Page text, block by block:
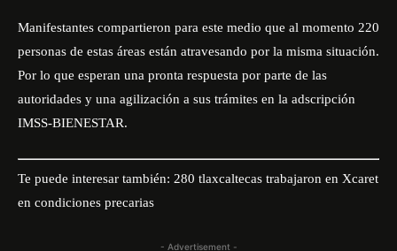
Manifestantes compartieron para este medio que al momento 220
personas de estas áreas están atravesando por la misma situación.
Por lo que esperan una pronta respuesta por parte de las
autoridades y una agilización a sus trámites en la adscripción
IMSS-BIENESTAR.
Te puede interesar también: 280 tlaxcaltecas trabajaron en Xcaret
en condiciones precarias
- Advertisement -